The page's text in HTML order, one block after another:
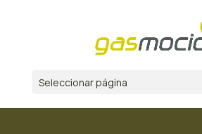
Seleccionar página